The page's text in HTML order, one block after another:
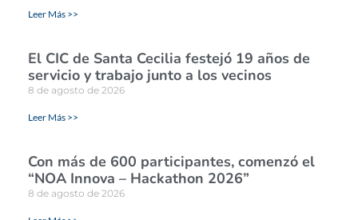
Leer Más >>
El CIC de Santa Cecilia festejó 19 años de
servicio y trabajo junto a los vecinos
8 de agosto de 2026
Leer Más >>
Con más de 600 participantes, comenzó el
“NOA Innova – Hackathon 2026”
8 de agosto de 2026